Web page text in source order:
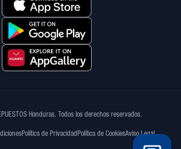
Honduras. Todos los derechos reservados.
Política de Privacidad Política de CookiesAviso Legal